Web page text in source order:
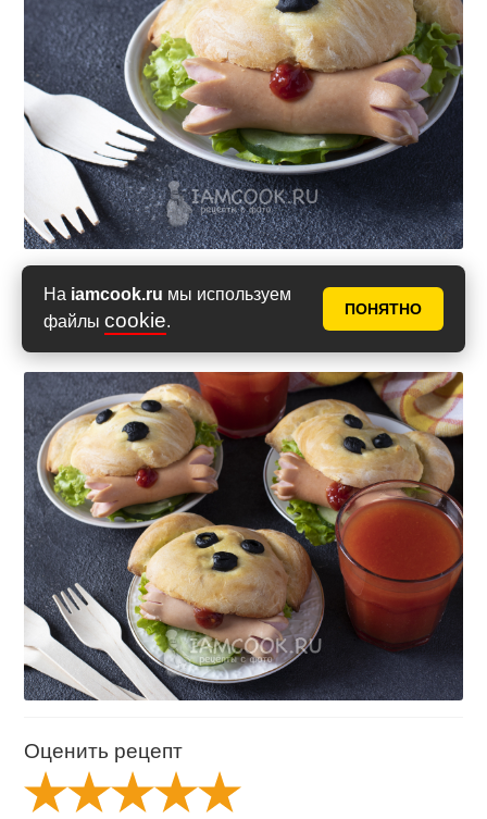
На iamcook.ru мы используем
файлы cookie.
ПОНЯТНО
Приятного аппетита!
Оценить рецепт